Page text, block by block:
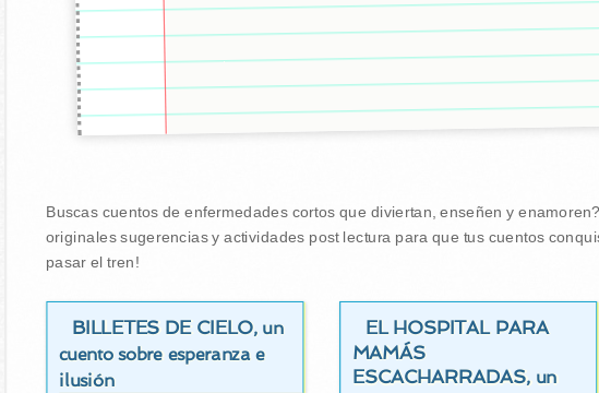
Buscas cuentos de enfermedades cortos que diviertan, enseñen y
originales sugerencias y actividades post lectura para que tus cuentos
pasar el tren!
BILLETES DE CIELO, un
cuento sobre esperanza e
ilusión
EL HOSPITAL PARA
MAMÁS
ESCACHARRADAS, un